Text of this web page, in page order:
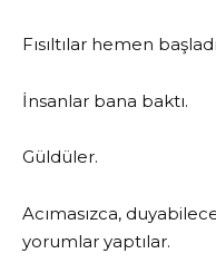
Fısıltılar hemen
İnsanlar bana baktı.
Güldüler.
Acımasızca,
yorumlar yaptılar.